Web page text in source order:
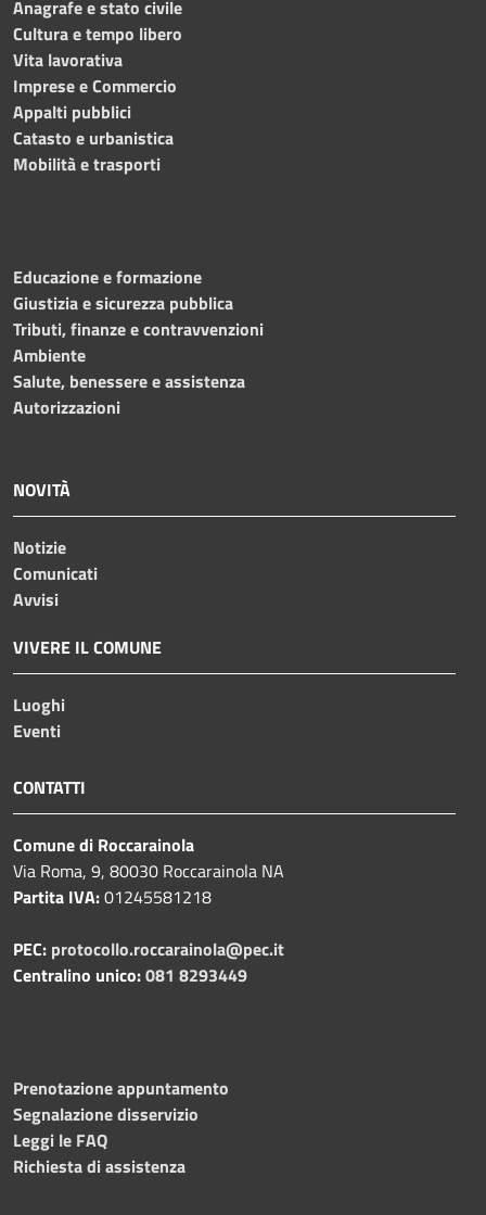
Anagrafe e stato civile
Cultura e tempo libero
Vita lavorativa
Imprese e Commercio
Appalti pubblici
Catasto e urbanistica
Mobilità e trasporti
Educazione e formazione
Giustizia e sicurezza pubblica
Tributi, finanze e contravvenzioni
Ambiente
Salute, benessere e assistenza
Autorizzazioni
NOVITÀ
Notizie
Comunicati
Avvisi
VIVERE IL COMUNE
Luoghi
Eventi
CONTATTI
Comune di Roccarainola
Via Roma, 9, 80030 Roccarainola NA
Partita IVA:01245581218
PEC: protocollo.roccarainola@pec.it
Centralino unico:081 8293449
Prenotazione appuntamento
Segnalazione disservizio
Leggi le FAQ
Richiesta di assistenza